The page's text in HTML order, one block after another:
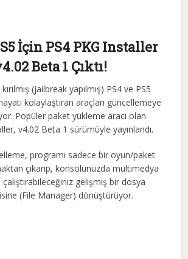
İçin PS4 PKG Installer
Beta 1 Çıktı!
(jailbreak yapılmış) PS4 ve PS5
kolaylaştıran araçları güncellemeye
Popüler paket yükleme aracı olan
v4.02 Beta 1 sürümüyle yayınlandı.
programı sadece bir oyun/paket
çıkarıp, konsolunuzda multimedya
çalıştırabileceğiniz gelişmiş bir dosya
(File Manager) dönüştürüyor.